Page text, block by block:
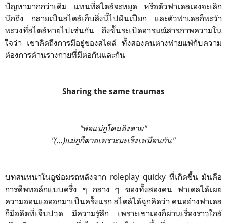
ปัญหามากกว่าเดิม แทนที่สไตล์จะหยุด หรือตัวฟาเดลเองจะเลิก
นึกถึง กลายเป็นสไตล์เก็บสิ่งนี้ไปฝันเปียก และตัวฟาเดลก็พะว้า
พะวงที่สไตล์หายไปเช่นกัน ถึงขั้นระเบิดอารมณ์สารภาพความใน
ใจว่า เขาคิดถึงการมีอยู่ของสไตล์ ทั้งสองคนต่างพ่ายแพ้กับความ
ต้องการด้านร่างกายที่มีต่อกันและกัน
Sharing the same traumas
"พ่อแม่กูโดนยิงตาย"
"(...)แม่กูก็ตายเพราะมะเร็งเหมือนกัน"
บทสนทนาในอู่ซ่อมรถหลังจาก roleplay quicky ที่เกิดขึ้น มันคือ
การดีพทอล์กแบบครึ่ง ๆ กลาง ๆ ของทั้งสองคน ฟาเดลได้เผย
ความอ่อนแอออกมาเป็นครั้งแรก สไตล์ได้ฉุกคิดว่า คนอย่างฟาเดล
ก็มีอดีตที่เจ็บปวด มีความรู้สึก เพราะเขาเองก็ผ่านเรื่องราวใกล้